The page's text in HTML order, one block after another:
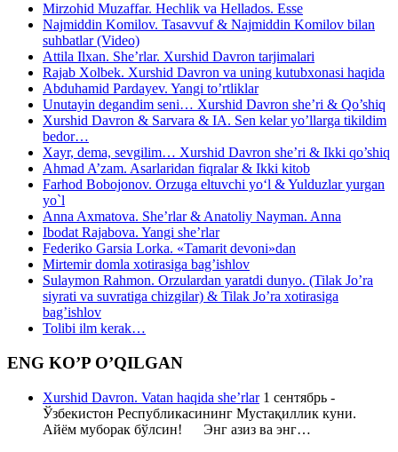
Mirzohid Muzaffar. Hechlik va Hellados. Esse
Najmiddin Komilov. Tasavvuf & Najmiddin Komilov bilan
suhbatlar (Video)
Attila Ilxan. She’rlar. Xurshid Davron tarjimalari
Rajab Xolbek. Xurshid Davron va uning kutubxonasi haqida
Abduhamid Pardayev. Yangi to’rtliklar
Unutayin degandim seni… Xurshid Davron she’ri & Qo’shiq
Xurshid Davron & Sarvara & IA. Sen kelar yo’llarga tikildim
bedor…
Xayr, dema, sevgilim… Xurshid Davron she’ri & Ikki qo’shiq
Ahmad A’zam. Asarlaridan fiqralar & Ikki kitob
Farhod Bobojonov. Orzuga eltuvchi yo‘l & Yulduzlar yurgan
yo`l
Anna Axmatova. She’rlar & Anatoliy Nayman. Anna
Ibodat Rajabova. Yangi she’rlar
Federiko Garsia Lorka. «Tamarit devoni»dan
Mirtemir domla xotirasiga bag’ishlov
Sulaymon Rahmon. Orzulardan yaratdi dunyo. (Tilak Jo’ra
siyrati va suvratiga chizgilar) & Tilak Jo’ra xotirasiga
bag’ishlov
Tolibi ilm kerak…
ENG KO’P O’QILGAN
Xurshid Davron. Vatan haqida she’rlar1 сентябрь -
Ўзбекистон Республикасининг Мустақиллик куни.
Айём муборак бўлсин! Энг азиз ва энг…